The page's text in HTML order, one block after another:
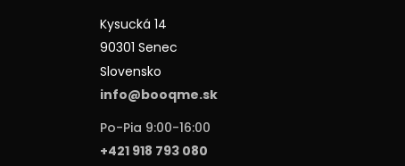
Kysucká 14
90301 Senec
Slovensko
info@booqme.sk
Po-Pia 9:00-16:00
+421 918 793 080